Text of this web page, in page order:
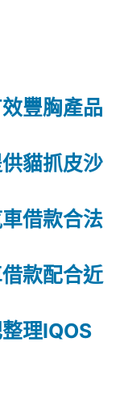
豐胸產品
貓抓皮沙
借款合法
款配合近
理IQOS